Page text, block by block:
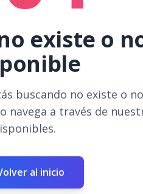
existe o
buscando no existe o
navega a través de
al inicio